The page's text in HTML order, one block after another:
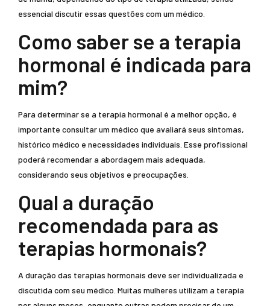
essencial discutir essas questões com um médico.
Como saber se a terapia
hormonal é indicada para
mim?
Para determinar se a terapia hormonal é a melhor opção, é
importante consultar um médico que avaliará seus sintomas,
histórico médico e necessidades individuais. Esse profissional
poderá recomendar a abordagem mais adequada,
considerando seus objetivos e preocupações.
Qual a duração
recomendada para as
terapias hormonais?
A duração das terapias hormonais deve ser individualizada e
discutida com seu médico. Muitas mulheres utilizam a terapia